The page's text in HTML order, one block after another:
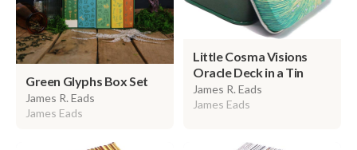
Green Glyphs Box Set
James R. Eads
James Eads
Little Cosma Visions
Oracle Deck in a Tin
James R. Eads
James Eads